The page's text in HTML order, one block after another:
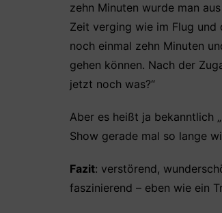
zehn Minuten wurde man
Zeit verging wie im Flug und
noch einmal zehn Minuten
gehen können. Nach der
jetzt noch was?“
Aber es heißt ja bekanntlich
Show gerade mal so lange
Fazit: verstörend,
faszinierend – eben wie ein